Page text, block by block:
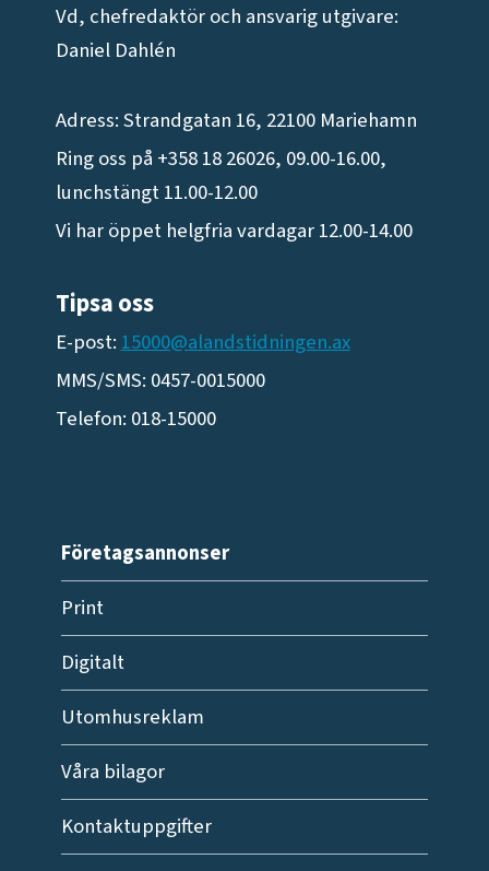
Vd, chefredaktör och ansvarig utgivare:
Daniel Dahlén
Adress: Strandgatan 16, 22100 Mariehamn
Ring oss på +358 18 26026, 09.00-16.00,
lunchstängt 11.00-12.00
Vi har öppet helgfria vardagar 12.00-14.00
Tipsa oss
E-post:15000@alandstidningen.ax
MMS/SMS: 0457-0015000
Telefon: 018-15000
Företagsannonser
Print
Digitalt
Utomhusreklam
Våra bilagor
Kontaktuppgifter